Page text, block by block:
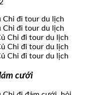
Chi đi tour du lịch
Chi đi tour du lịch
Chi đi tour du lịch
Chi đi tour du lịch
Chi đi tour du lịch
cưới